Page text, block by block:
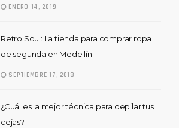
ENERO 14, 2019
Retro Soul: La tienda para comprar ropa
de segunda en Medellín
SEPTIEMBRE 17, 2018
¿Cuál es la mejor técnica para depilar tus
cejas?